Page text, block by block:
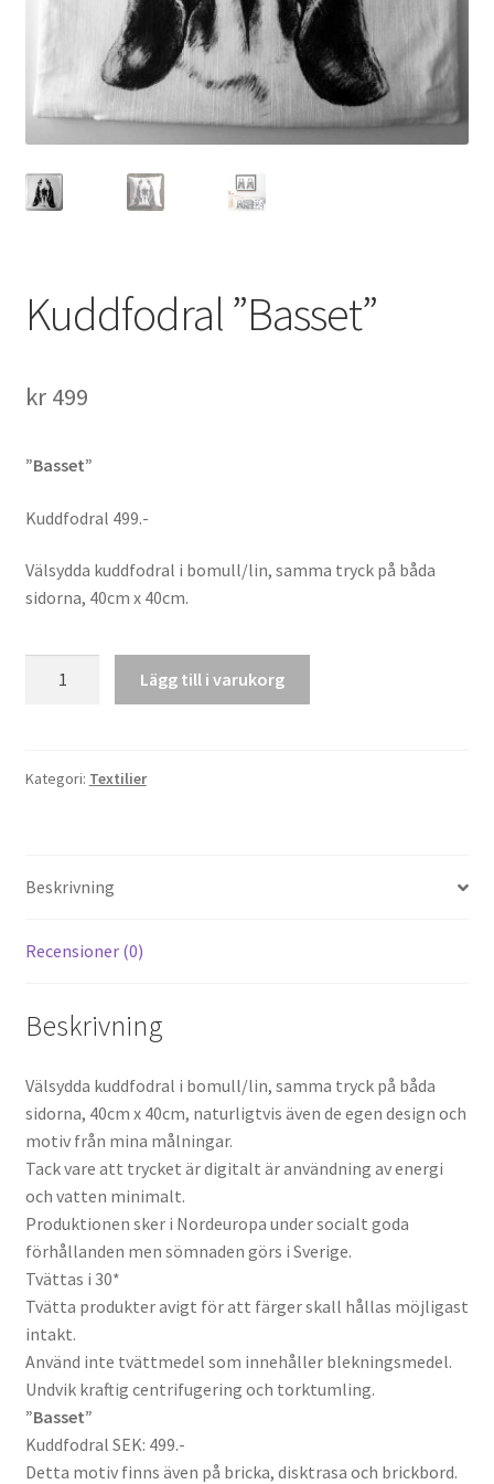
Kuddfodral ”Basset”
kr499
”Basset”
Kuddfodral 499.-
Välsydda kuddfodral i bomull/lin, samma tryck på båda
sidorna, 40cm x 40cm.
Lägg till i varukorg
Kategori: Textilier
Beskrivning
Recensioner (0)
Beskrivning
Välsydda kuddfodral i bomull/lin, samma tryck på båda
sidorna, 40cm x 40cm, naturligtvis även de egen design och
motiv från mina målningar.
Tack vare att trycket är digitalt är användning av energi
och vatten minimalt.
Produktionen sker i Nordeuropa under socialt goda
förhållanden men sömnaden görs i Sverige.
Tvättas i 30*
Tvätta produkter avigt för att färger skall hållas möjligast
intakt.
Använd inte tvättmedel som innehåller blekningsmedel.
Undvik kraftig centrifugering och torktumling.
”Basset”
Kuddfodral SEK: 499.-
Detta motiv finns även på bricka, disktrasa och brickbord.